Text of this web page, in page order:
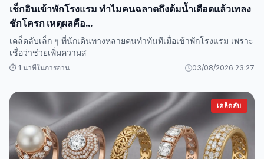
เช็กอินเข้าพักโรงแรม ทำไมคนฉลาดถึงต้มน้ำเดือดแล้วเทลง
ชักโครก เหตุผลคือ...
เคล็ดลับเล็ก ๆ ที่นักเดินทางหลายคนทำทันทีเมื่อเข้าพักโรงแรม เพราะ
เชื่อว่าช่วยเพิ่มความส
⏱️ 1 นาทีในการอ่าน 03/08/2026 23:27
เคล็ดลับ